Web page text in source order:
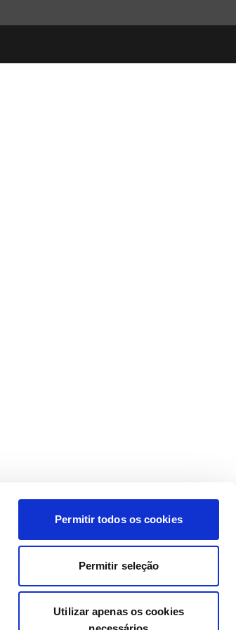
Permitir todos os cookies
Permitir seleção
Utilizar apenas os cookies